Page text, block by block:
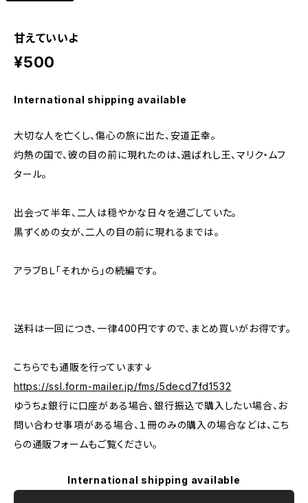
甘えていいよ
¥500
International shipping available
大切な人を亡くし、傷心の旅に出た、安道正幸。
灼熱の国で、彼の目の前に現れたのは、選ばれし王、マリク・ムフ
タール。
出会って半年、二人は穏やかな日々を過ごしていた。
黒ずくめの女が、二人の目の前に現れるまでは――。
アラブＢＬ「それから」の続編です。
送料は一回につき、一律400円ですので、まとめ買いがお得です。
こちらでも通販を行っています↓
https://ssl.form-mailer.jp/fms/5decd7fd1532
ゆうちょ銀行に口座がある場合、銀行振込で購入したい場合、お
問い合わせ事項がある場合、１冊のみの購入の場合などは、こち
らの通販フォームもご覧ください。
International shipping available